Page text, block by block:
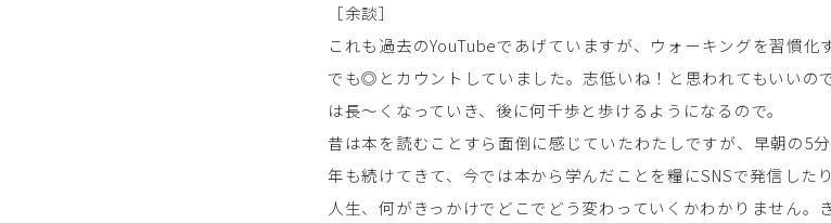
［余談］
これも過去のYouTubeであげていますが、ウォーキングを習慣
でも◎とカウントしていました。志低いね！と思われてもいいの
は長〜くなっていき、後に何千歩と歩けるようになるので。
昔は本を読むことすら面倒に感じていたわたしですが、早朝の5
年も続けてきて、今では本から学んだことを糧にSNSで発信した
人生、何がきっかけでどこでどう変わっていくかわかりません。